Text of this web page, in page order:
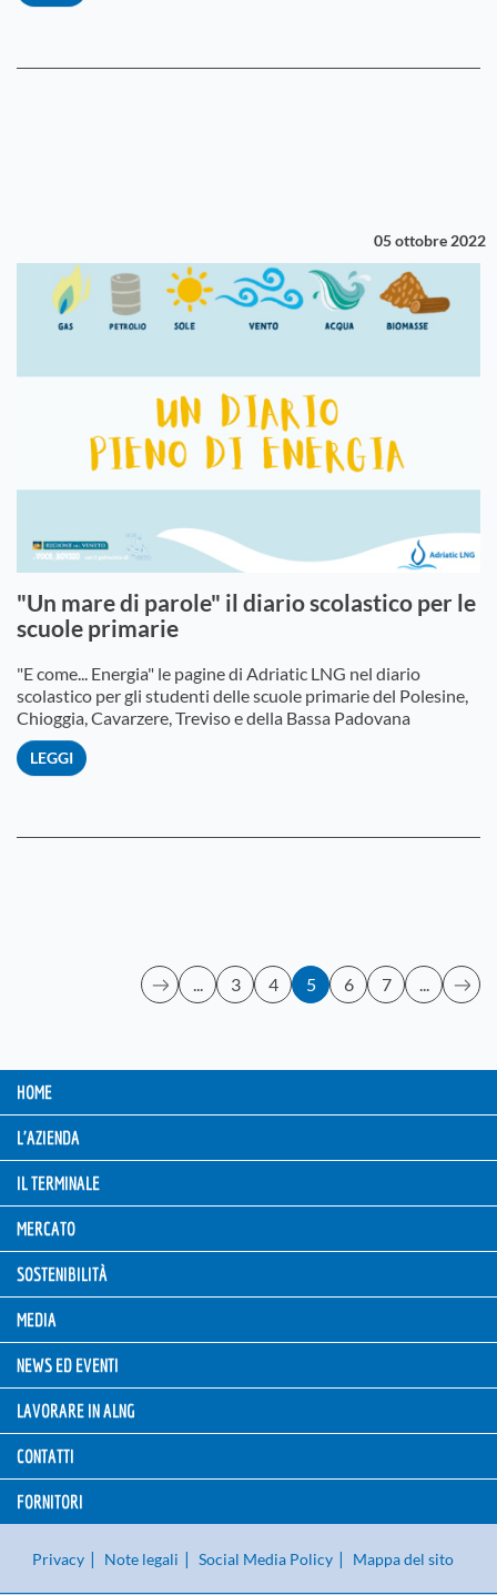
05 ottobre 2022
"Un mare di parole" il diario scolastico per le
scuole primarie
"E come... Energia" le pagine di Adriatic LNG nel diario
scolastico per gli studenti delle scuole primarie del Polesine,
Chioggia, Cavarzere, Treviso e della Bassa Padovana
LEGGI
... 3 4 5 6 7 ...
HOME
L'AZIENDA
IL TERMINALE
MERCATO
SOSTENIBILITÀ
MEDIA
NEWS ED EVENTI
LAVORARE IN ALNG
CONTATTI
FORNITORI
Privacy Note legali Social Media Policy Mappa del sito